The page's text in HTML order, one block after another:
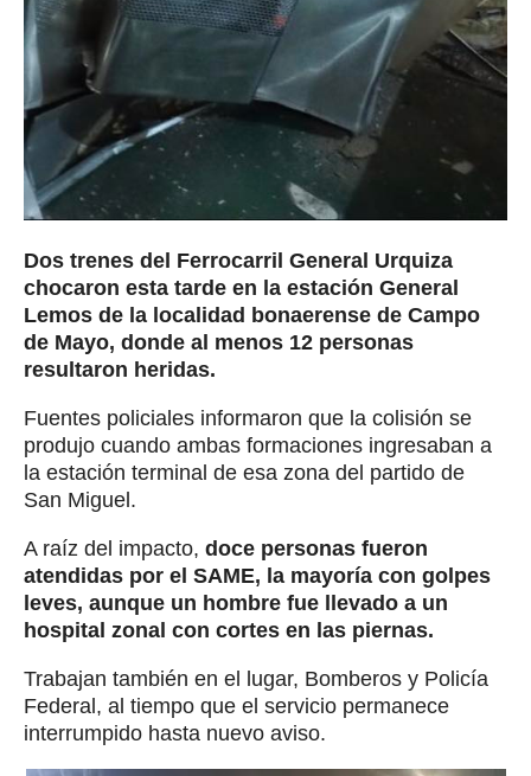
Dos trenes del Ferrocarril General Urquiza
chocaron esta tarde en la estación General
Lemos de la localidad bonaerense de Campo
de Mayo, donde al menos 12 personas
resultaron heridas.
Fuentes policiales informaron que la colisión se
produjo cuando ambas formaciones ingresaban a
la estación terminal de esa zona del partido de
San Miguel.
A raíz del impacto, doce personas fueron
atendidas por el SAME, la mayoría con golpes
leves, aunque un hombre fue llevado a un
hospital zonal con cortes en las piernas.
Trabajan también en el lugar, Bomberos y Policía
Federal, al tiempo que el servicio permanece
interrumpido hasta nuevo aviso.